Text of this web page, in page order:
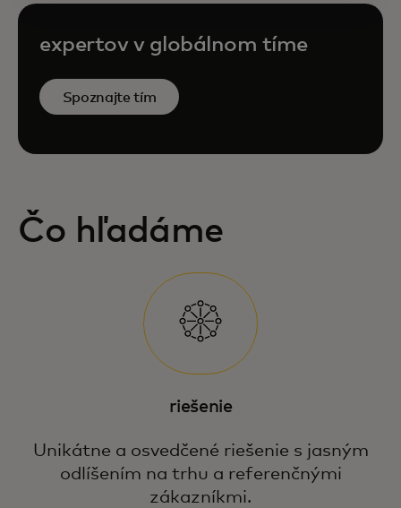
expertov v globálnom tíme
Spoznajte tím
Čo hľadáme
riešenie
Unikátne a osvedčené riešenie s jasným
odlíšením na trhu a referenčnými
zákazníkmi.